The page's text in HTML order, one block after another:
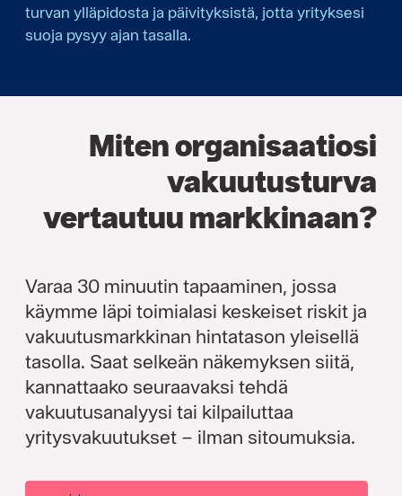
turvan ylläpidosta ja päivityksistä, jotta yrityksesi
suoja pysyy ajan tasalla.
Miten organisaatiosi
vakuutusturva
vertautuu markkinaan?
Varaa 30 minuutin tapaaminen, jossa
käymme läpi toimialasi keskeiset riskit ja
vakuutusmarkkinan hintatason yleisellä
tasolla. Saat selkeän näkemyksen siitä,
kannattaako seuraavaksi tehdä
vakuutusanalyysi tai kilpailuttaa
yritysvakuutukset – ilman sitoumuksia.